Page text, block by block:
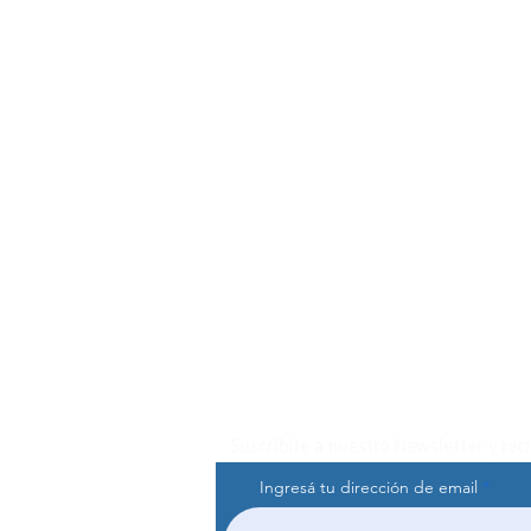
Ingresá tu dirección de email